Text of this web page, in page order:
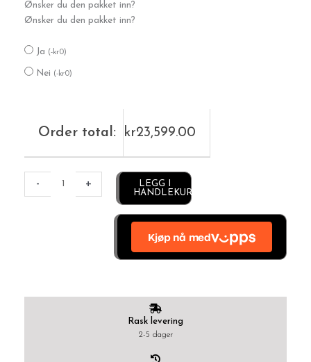
Ønsker du den pakket inn?
Ønsker du den pakket inn?
Ja (-kr0)
Nei (-kr0)
Order total: kr23,599.00
- +
LEGG I
HANDLEKURV
Rask levering
2-5 dager